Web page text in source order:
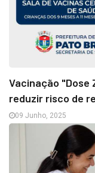
Vacinação "Dose
reduzir risco de
09 Junho, 2025